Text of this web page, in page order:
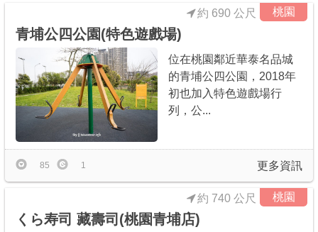
桃園
青埔公四公園(特色遊戲場)
約 690 公尺
位在桃園鄰近華泰名品城
的青埔公四公園，2018年
初也加入特色遊戲場行
列，公...
更多資訊
85 1
桃園
くら寿司 藏壽司(桃園青埔店)
約 740 公尺